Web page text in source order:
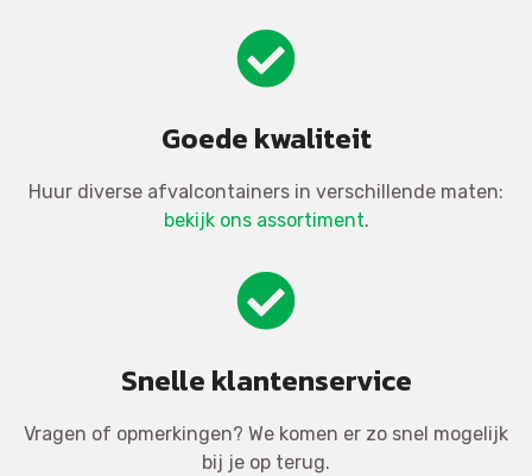
Goede kwaliteit
Huur diverse afvalcontainers in verschillende maten:
bekijk ons assortiment.
Snelle klantenservice
Vragen of opmerkingen? We komen er zo snel mogelijk
bij je op terug.